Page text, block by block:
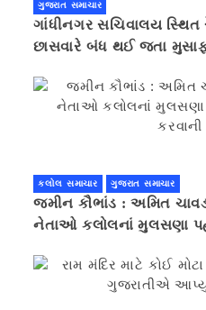
ગુજરાત સમાચાર
ગાંધીનગર સચિવાલય સ્થિત
છાસવારે બંધ થઈ જતા
કલોલ સમાચાર ગુજરાત સમાચાર
જમીન કૌભાંડ : અમિત
નેતાઓ કલોલનાં મુલસણા